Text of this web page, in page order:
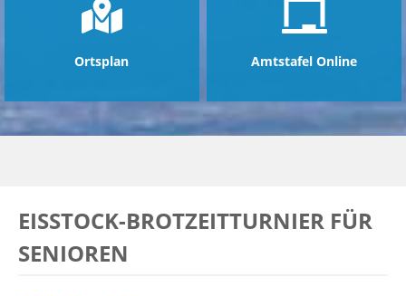
Ortsplan Amtstafel Online
EISSTOCK-BROTZEITTURNIER FÜR
SENIOREN